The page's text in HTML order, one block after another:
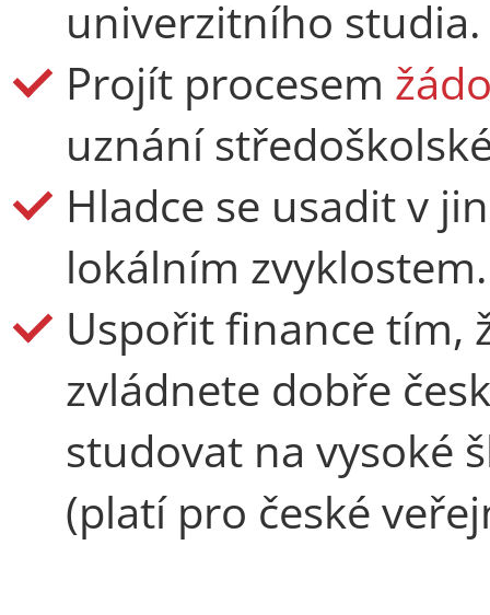
univerzitního studia.
Projít procesem
uznání
Hladce se usadit v
lokálním zvyklostem.
Uspořit finance tím,
zvládnete dobře
studovat na vysoké
(platí pro české